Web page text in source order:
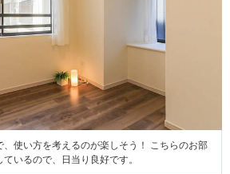
使い方を考えるのが楽しそう！ こちらのお部
いるので、日当り良好です。